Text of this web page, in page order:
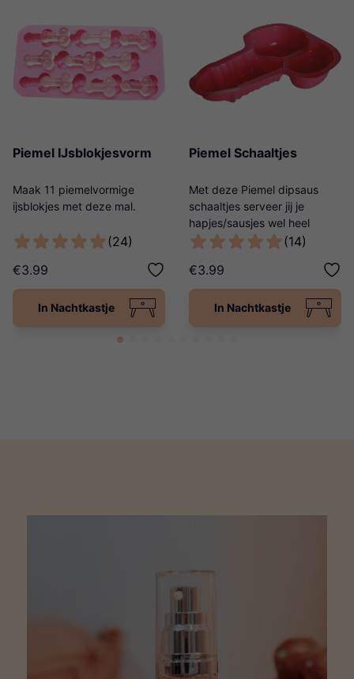
Piemel IJsblokjesvorm
Maak 11 piemelvormige
ijsblokjes met deze mal.
(24)
€3.99
In Nachtkastje
Piemel Schaaltjes
Met deze Piemel dipsaus
schaaltjes serveer jij je
hapjes/sausjes wel heel
origineel!
(14)
€3.99
In Nachtkastje